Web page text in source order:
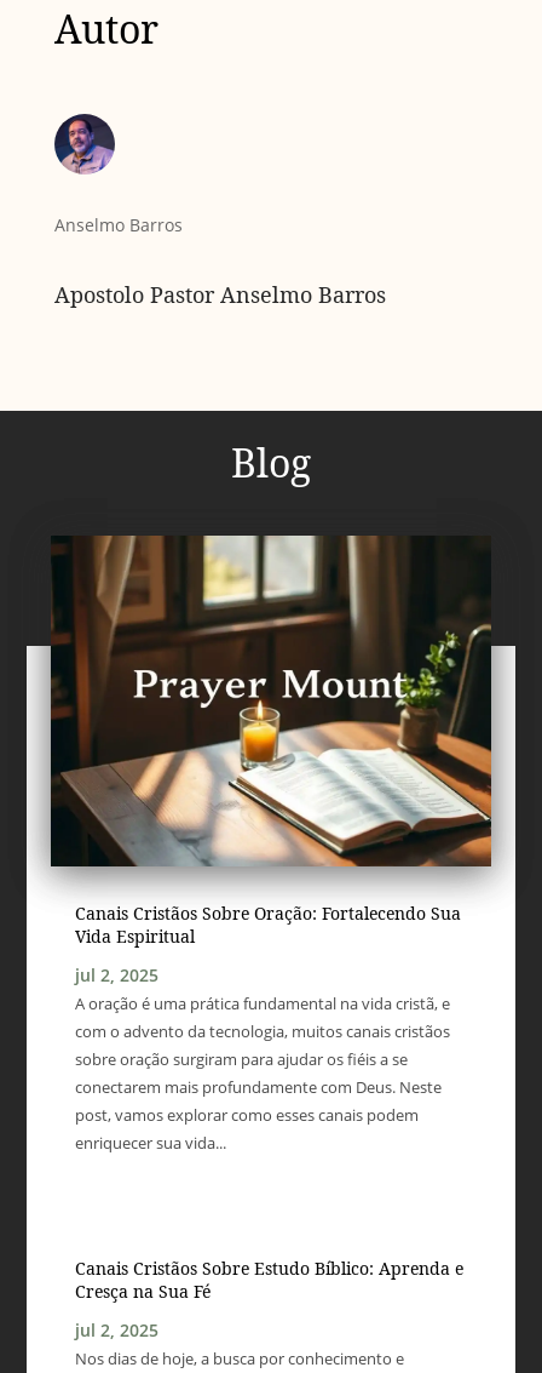
Autor
Anselmo Barros
Apostolo Pastor Anselmo Barros
Blog
Canais Cristãos Sobre Oração: Fortalecendo Sua
Vida Espiritual
jul 2, 2025
A oração é uma prática fundamental na vida cristã, e
com o advento da tecnologia, muitos canais cristãos
sobre oração surgiram para ajudar os fiéis a se
conectarem mais profundamente com Deus. Neste
post, vamos explorar como esses canais podem
enriquecer sua vida...
Canais Cristãos Sobre Estudo Bíblico: Aprenda e
Cresça na Sua Fé
jul 2, 2025
Nos dias de hoje, a busca por conhecimento e